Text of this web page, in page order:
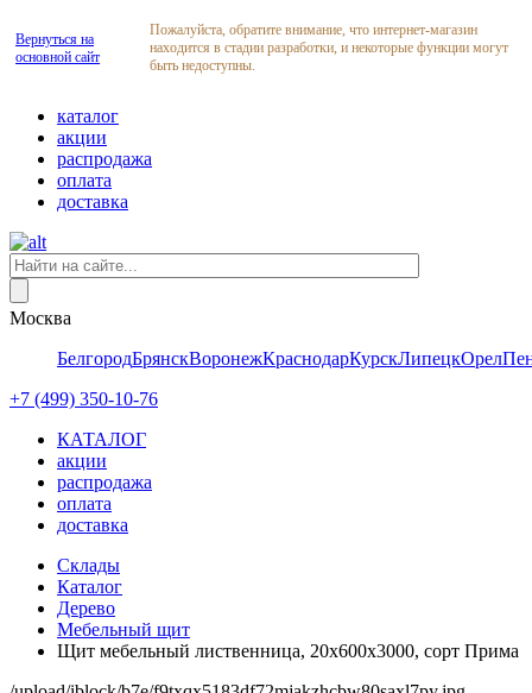
Вернуться на
основной сайт
Пожалуйста, обратите внимание, что интернет-магазин
находится в стадии разработки, и некоторые функции могут
быть недоступны.
каталог
акции
распродажа
оплата
доставка
Москва
БелгородБрянскВоронежКраснодарКурскЛипецкОрел
+7 (499) 350-10-76
КАТАЛОГ
акции
распродажа
оплата
доставка
Склады
Каталог
Дерево
Мебельный щит
Щит мебельный лиственница, 20х600х3000, сорт Прима